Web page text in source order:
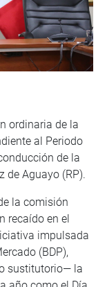
ordinaria de la
al Periodo
de la
de Aguayo (RP).
la comisión
recaído en el
impulsada
(BDP),
sustitutorio— la